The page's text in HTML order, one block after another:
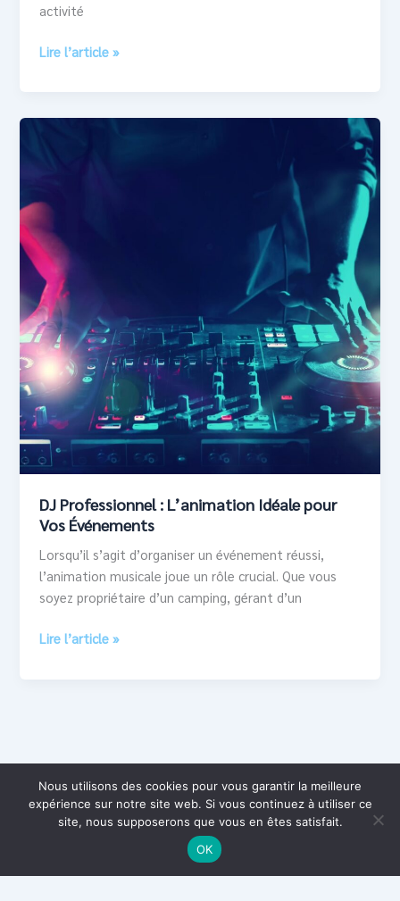
activité
Lire l’article »
DJ Professionnel : L’animation Idéale pour
Vos Événements
Lorsqu’il s’agit d’organiser un événement réussi,
l’animation musicale joue un rôle crucial. Que vous
soyez propriétaire d’un camping, gérant d’un
pour
Vos
Événements
Lire l’article »
Nous utilisons des cookies pour vous garantir la meilleure
expérience sur notre site web. Si vous continuez à utiliser ce
site, nous supposerons que vous en êtes satisfait.
OK